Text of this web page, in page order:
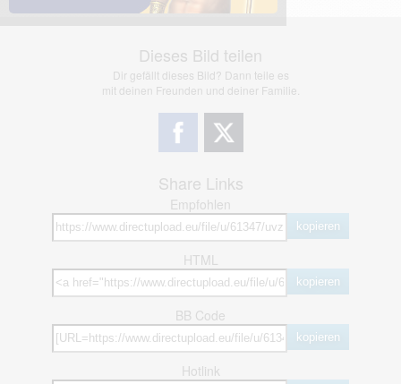
Dieses Bild teilen
Dir gefällt dieses Bild? Dann teile es
mit deinen Freunden und deiner Familie.
Share Links
Empfohlen
kopieren
HTML
kopieren
BB Code
kopieren
Hotlink